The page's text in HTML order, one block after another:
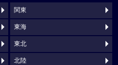
関東
東海
東北
北陸